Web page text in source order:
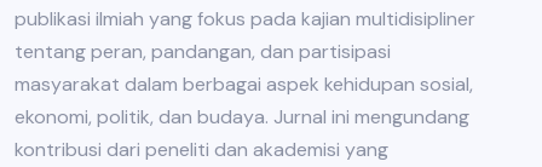
publikasi ilmiah yang fokus pada kajian multidisipliner
tentang peran, pandangan, dan partisipasi
masyarakat dalam berbagai aspek kehidupan sosial,
ekonomi, politik, dan budaya. Jurnal ini mengundang
kontribusi dari peneliti dan akademisi yang